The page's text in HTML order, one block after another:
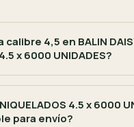
4,5 en BALIN
x 6000 UNIDADES?
4.5 x 6000
para envío?